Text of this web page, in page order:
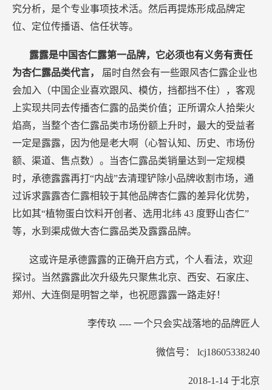
究分析，是个专业事项技术活。然后再提炼形成品牌定
位、定位传播语、信任状等。
露露是中国杏仁露第一品牌，它必须也有义务有责任
为杏仁露品类代言， 届时自然会有一些跟风杏仁露企业也
会加入（中国企业喜欢跟风、模仿，挡都挡不住），客观
上实现共同去传播杏仁露的品类价值；正所谓众人拾柴火
焰高，当整个杏仁露品类市场份额上升时，最大的受益者
一定是露露，因为他是老大啊（心智认知、历史、市场份
额、渠道、售点数）。当杏仁露品类销量达到一定规模
时，承德露露再打“内战”去清理铲除小品牌收割市场，通
过诉求露露杏仁露相较于其他品牌杏仁露的差异化优势，
比如其“植物蛋白饮料开创者、选用北纬 43 度野山杏仁”
等，水到渠成做大杏仁露品类及露露品牌。
这或许是承德露露的正确开启方式，个人看法，欢迎
探讨。当然露露此次升级先只聚焦北京、西安、石家庄、
郑州、大连倒是明智之举，也祝愿露露一路走好！
李传玖 ---- 一个只会实战落地的品牌匠人
微信号： lcj18605338240
2018-1-14 于北京